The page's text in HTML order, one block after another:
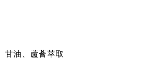
甘油、蘆薈萃取